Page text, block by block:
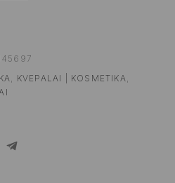
, KVEPALAI | KOSMETIKA,